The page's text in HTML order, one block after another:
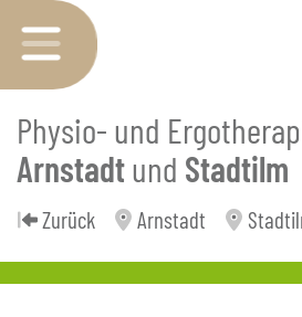
Physio- und
Arnstadtund Stadtilm
Zurück Arnstadt